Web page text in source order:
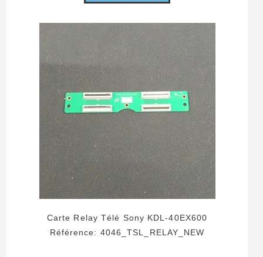
Carte Relay Télé Sony KDL-40EX600
Référence: 4046_TSL_RELAY_NEW